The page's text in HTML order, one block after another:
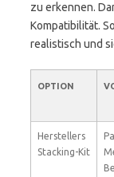
zu erkennen.
Kompatibilität.
realistisch und
OPTION
Herstellers
Stacking-Kit